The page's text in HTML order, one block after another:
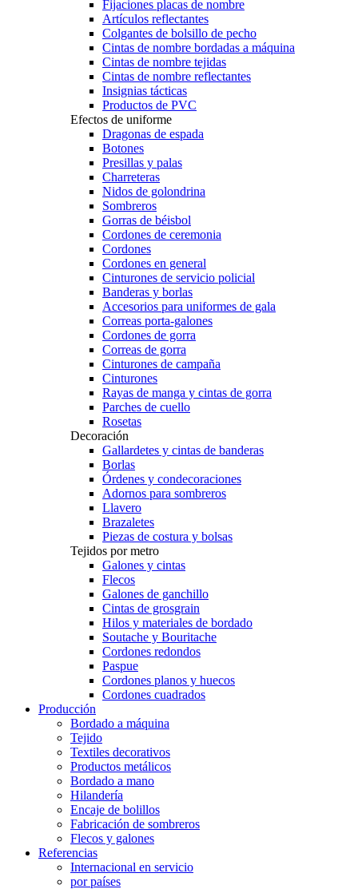
Fijaciones placas de nombre
Artículos reflectantes
Colgantes de bolsillo de pecho
Cintas de nombre bordadas a máquina
Cintas de nombre tejidas
Cintas de nombre reflectantes
Insignias tácticas
Productos de PVC
Efectos de uniforme
Dragonas de espada
Botones
Presillas y palas
Charreteras
Nidos de golondrina
Sombreros
Gorras de béisbol
Cordones de ceremonia
Cordones
Cordones en general
Cinturones de servicio policial
Banderas y borlas
Accesorios para uniformes de gala
Correas porta-galones
Cordones de gorra
Correas de gorra
Cinturones de campaña
Cinturones
Rayas de manga y cintas de gorra
Parches de cuello
Rosetas
Decoración
Gallardetes y cintas de banderas
Borlas
Órdenes y condecoraciones
Adornos para sombreros
Llavero
Brazaletes
Piezas de costura y bolsas
Tejidos por metro
Galones y cintas
Flecos
Galones de ganchillo
Cintas de grosgrain
Hilos y materiales de bordado
Soutache y Bouritache
Cordones redondos
Paspue
Cordones planos y huecos
Cordones cuadrados
Producción
Bordado a máquina
Tejido
Textiles decorativos
Productos metálicos
Bordado a mano
Hilandería
Encaje de bolillos
Fabricación de sombreros
Flecos y galones
Referencias
Internacional en servicio
por países